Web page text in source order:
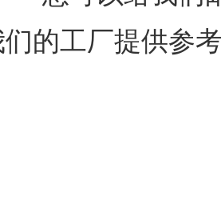
的工厂提供参